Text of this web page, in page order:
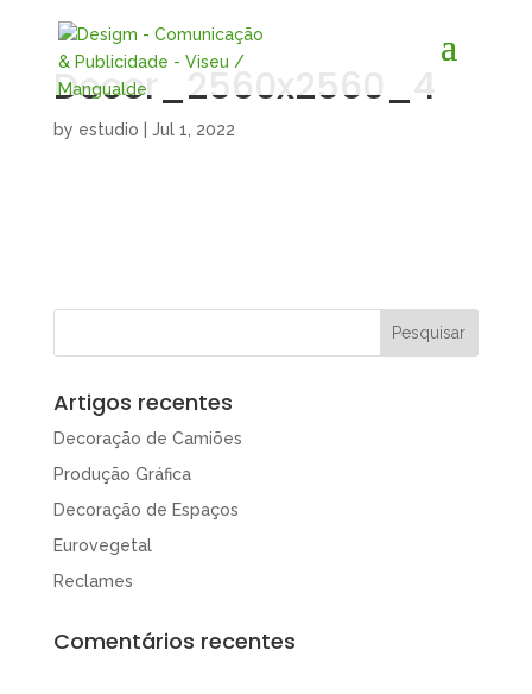
Decor_2560x2560_4
by estudio Jul 1, 2022
Artigos recentes
Decoração de Camiões
Produção Gráfica
Decoração de Espaços
Eurovegetal
Reclames
Comentários recentes